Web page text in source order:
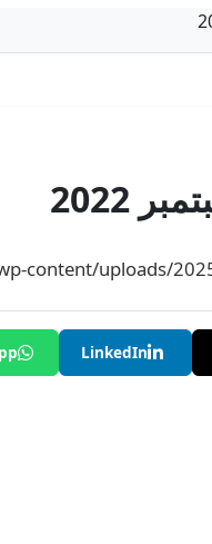
content/uploads/
LinkedIn